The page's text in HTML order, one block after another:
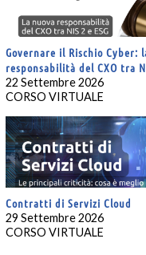
Governare il Rischio Cyber:
responsabilità del CXO tra
22 Settembre 2026
CORSO VIRTUALE
Contratti di Servizi Cloud
29 Settembre 2026
CORSO VIRTUALE